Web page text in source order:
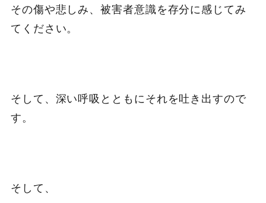
その傷や悲しみ、被害者意識を存分に感じてみ
てください。
そして、深い呼吸とともにそれを吐き出すので
す。
そして、